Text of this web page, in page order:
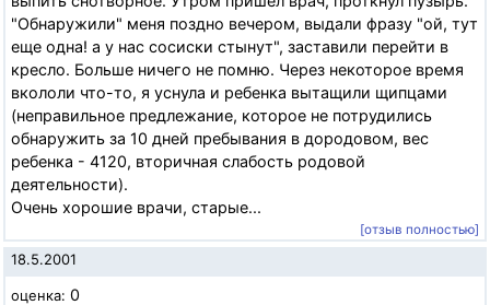
"Обнаружили" меня поздно вечером, выдали фразу "ой, тут
еще одна! а у нас сосиски стынут", заставили перейти в
кресло. Больше ничего не помню. Через некоторое время
вкололи что-то, я уснула и ребенка вытащили щипцами
(неправильное предлежание, которое не потрудились
обнаружить за 10 дней пребывания в дородовом, вес
ребенка - 4120, вторичная слабость родовой
деятельности).
Очень хорошие врачи, старые...
[отзыв полностью]
18.5.2001
оценка: 0